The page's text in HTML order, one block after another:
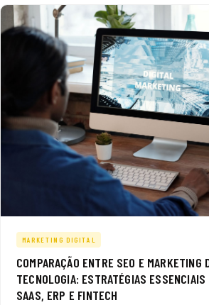
MARKETING DIGITAL
COMPARAÇÃO ENTRE SEO E MARKETING
TECNOLOGIA: ESTRATÉGIAS ESSENCIAIS
SAAS, ERP E FINTECH